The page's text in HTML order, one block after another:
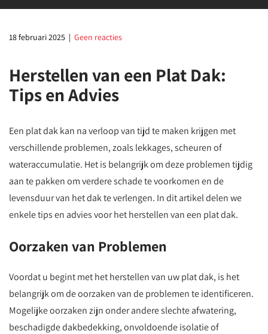
18 februari 2025 | Geen reacties
Herstellen van een Plat Dak:
Tips en Advies
Een plat dak kan na verloop van tijd te maken krijgen met
verschillende problemen, zoals lekkages, scheuren of
wateraccumulatie. Het is belangrijk om deze problemen tijdig
aan te pakken om verdere schade te voorkomen en de
levensduur van het dak te verlengen. In dit artikel delen we
enkele tips en advies voor het herstellen van een plat dak.
Oorzaken van Problemen
Voordat u begint met het herstellen van uw plat dak, is het
belangrijk om de oorzaken van de problemen te identificeren.
Mogelijke oorzaken zijn onder andere slechte afwatering,
beschadigde dakbedekking, onvoldoende isolatie of